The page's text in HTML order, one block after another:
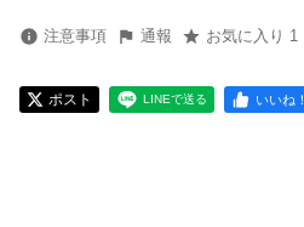
注意事項 通報 お気に入り 1
ポスト LINEで送る いいね！